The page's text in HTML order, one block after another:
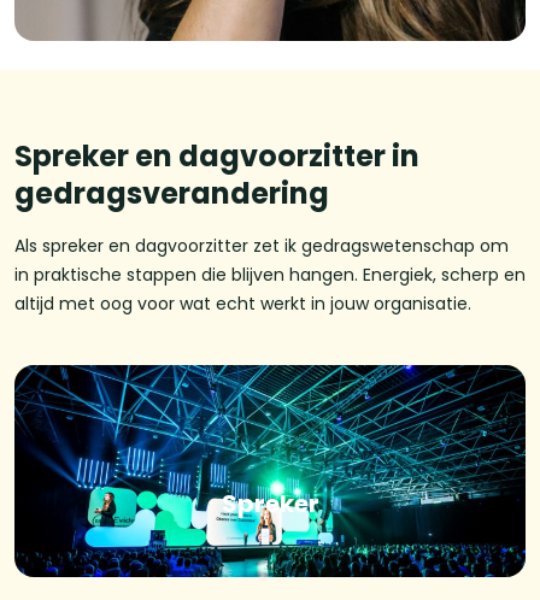
Spreker en dagvoorzitter in
gedragsverandering
Als spreker en dagvoorzitter zet ik gedragswetenschap om
in praktische stappen die blijven hangen. Energiek, scherp en
altijd met oog voor wat echt werkt in jouw organisatie.
Spreker